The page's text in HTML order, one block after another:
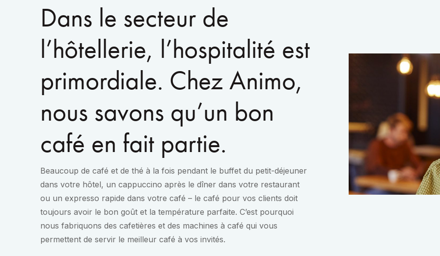
Dans le secteur de
l’hôtellerie, l’hospitalité est
primordiale. Chez Animo,
nous savons qu’un bon
café en fait partie.
Beaucoup de café et de thé à la fois pendant le buffet du petit-déjeuner
dans votre hôtel, un cappuccino après le dîner dans votre restaurant
ou un expresso rapide dans votre café – le café pour vos clients doit
toujours avoir le bon goût et la température parfaite. C’est pourquoi
nous fabriquons des cafetières et des machines à café qui vous
permettent de servir le meilleur café à vos invités.